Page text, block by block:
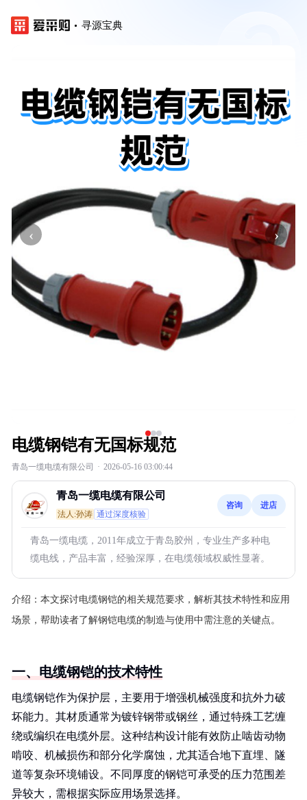
寻源宝典
‹ ›
电缆钢铠有无国标规范
青岛一缆电缆有限公司 · 2026-05-16 03:00:44
青岛一缆电缆有限公司
法人:孙涛 通过深度核验
咨询 进店
青岛一缆电缆，2011年成立于青岛胶州，专业生产多种电
缆电线，产品丰富，经验深厚，在电缆领域权威性显著。
介绍： 本文探讨电缆钢铠的相关规范要求，解析其技术特性和应用
场景，帮助读者了解钢铠电缆的制造与使用中需注意的关键点。
一、电缆钢铠的技术特性
电缆钢铠作为保护层，主要用于增强机械强度和抗外力破
坏能力。其材质通常为镀锌钢带或钢丝，通过特殊工艺缠
绕或编织在电缆外层。这种结构设计能有效防止啮齿动物
啃咬、机械损伤和部分化学腐蚀，尤其适合地下直埋、隧
道等复杂环境铺设。不同厚度的钢铠可承受的压力范围差
异较大，需根据实际应用场景选择。